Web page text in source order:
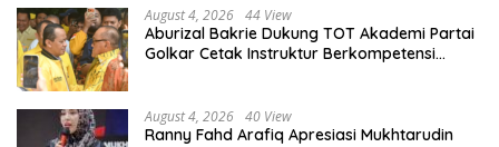
August 4, 2026 44 View
Aburizal Bakrie Dukung TOT Akademi Partai
Golkar Cetak Instruktur Berkompetensi
August 4, 2026 40 View
Ranny Fahd Arafiq Apresiasi Mukhtarudin